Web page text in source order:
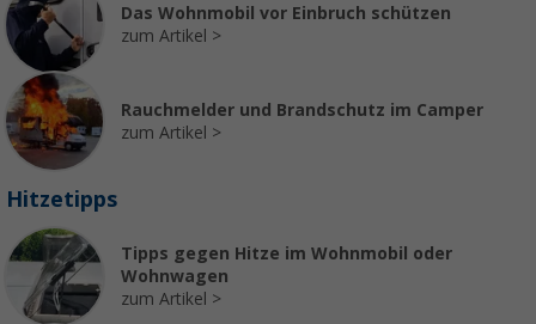
Das Wohnmobil vor Einbruch schützen
zum Artikel
Rauchmelder und Brandschutz im Camper
zum Artikel
Hitzetipps
Tipps gegen Hitze im Wohnmobil oder
Wohnwagen
zum Artikel